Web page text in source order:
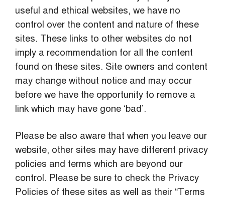
useful and ethical websites, we have no
control over the content and nature of these
sites. These links to other websites do not
imply a recommendation for all the content
found on these sites. Site owners and content
may change without notice and may occur
before we have the opportunity to remove a
link which may have gone ‘bad’.
Please be also aware that when you leave our
website, other sites may have different privacy
policies and terms which are beyond our
control. Please be sure to check the Privacy
Policies of these sites as well as their “Terms